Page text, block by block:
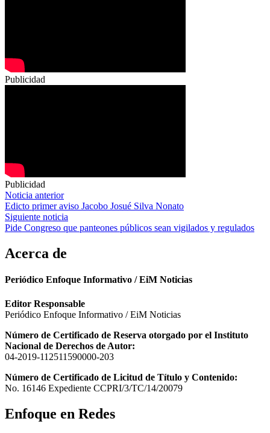
Publicidad
Publicidad
Navegación
de
entradas
Noticia anterior
Edicto primer aviso Jacobo Josué Silva Nonato
Siguiente noticia
Pide Congreso que panteones públicos sean vigilados y regulados
Acerca de
Periódico Enfoque Informativo / EiM Noticias
Editor Responsable
Periódico Enfoque Informativo / EiM Noticias
Número de Certificado de Reserva otorgado por el Instituto
Nacional de Derechos de Autor:
04-2019-112511590000-203
Número de Certificado de Licitud de Título y Contenido:
No. 16146 Expediente CCPRI/3/TC/14/20079
Enfoque en Redes